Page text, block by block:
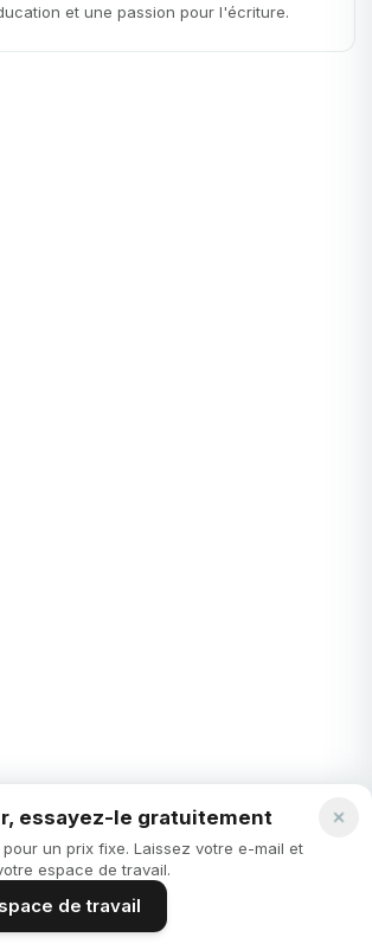
et une passion pour l'écriture.
pour la gestion de projet
essayez-le gratuitement
pour un prix fixe. Laissez votre e-mail et
espace de travail.
de travail